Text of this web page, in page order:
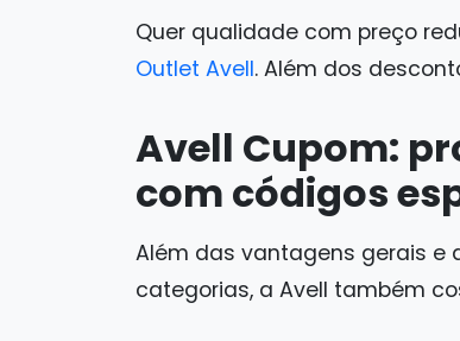
Quer qualidade com preço
Outlet Avell. Além dos
Avell Cupom:
com códigos
Além das vantagens gerais e
categorias, a Avell também